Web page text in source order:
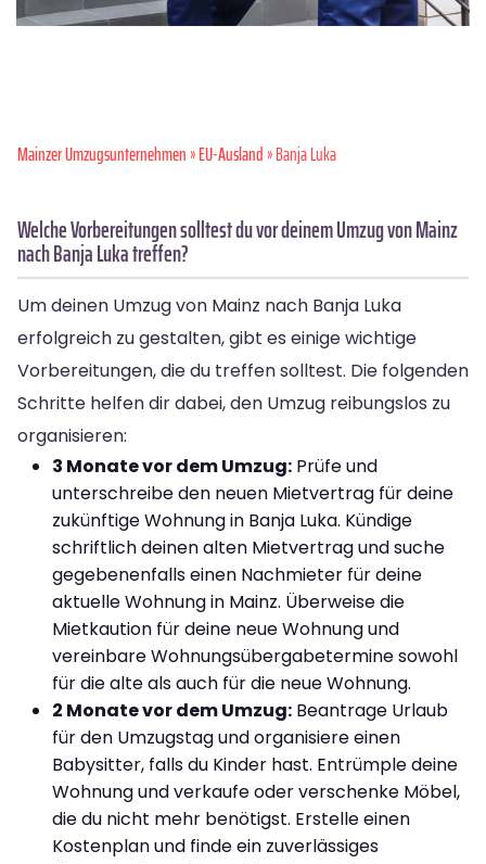
Mainzer Umzugsunternehmen»EU-Ausland» Banja Luka
Welche Vorbereitungen solltest du vor deinem Umzug von Mainz
nach Banja Luka treffen?
Um deinen Umzug von Mainz nach Banja Luka
erfolgreich zu gestalten, gibt es einige wichtige
Vorbereitungen, die du treffen solltest. Die folgenden
Schritte helfen dir dabei, den Umzug reibungslos zu
organisieren:
3 Monate vor dem Umzug: Prüfe und
unterschreibe den neuen Mietvertrag für deine
zukünftige Wohnung in Banja Luka. Kündige
schriftlich deinen alten Mietvertrag und suche
gegebenenfalls einen Nachmieter für deine
aktuelle Wohnung in Mainz. Überweise die
Mietkaution für deine neue Wohnung und
vereinbare Wohnungsübergabetermine sowohl
für die alte als auch für die neue Wohnung.
2 Monate vor dem Umzug: Beantrage Urlaub
für den Umzugstag und organisiere einen
Babysitter, falls du Kinder hast. Entrümple deine
Wohnung und verkaufe oder verschenke Möbel,
die du nicht mehr benötigst. Erstelle einen
Kostenplan und finde ein zuverlässiges